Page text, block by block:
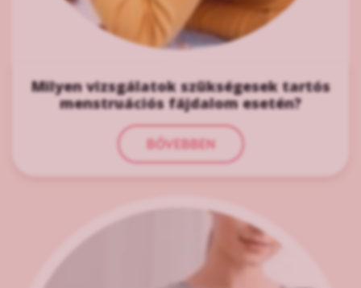
Milyen vizsgálatok szükségesek tartós
menstruációs fájdalom esetén?
BŐVEBBEN